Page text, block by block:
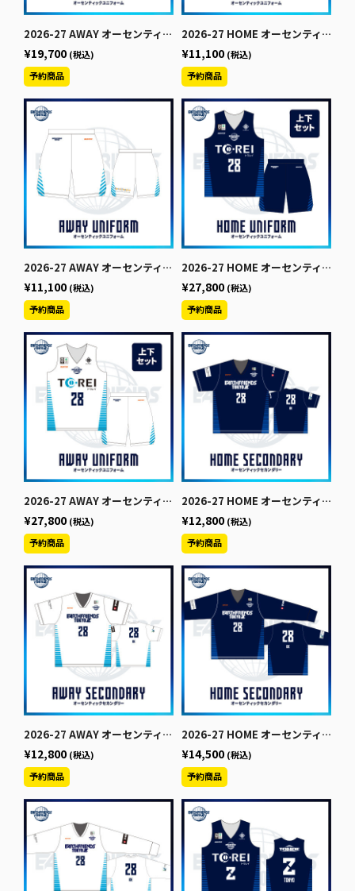
2026-27 AWAY オーセンティックユニフォーム【上】
¥19,700 (税込)
2026-27 HOME オーセンティックユニフォーム【下】
¥11,100 (税込)
2026-27 AWAY オーセンティックユニフォーム【下】
¥11,100 (税込)
2026-27 HOME オーセンティックユニフォーム【上下セット】でお得！
¥27,800 (税込)
2026-27 AWAY オーセンティックユニフォーム【上下セット】でお得！
¥27,800 (税込)
2026-27 HOME オーセンティックセカンダリー【半袖】
¥12,800 (税込)
2026-27 AWAY オーセンティックセカンダリー【半袖】
¥12,800 (税込)
2026-27 HOME オーセンティックセカンダリー【長袖】
¥14,500 (税込)